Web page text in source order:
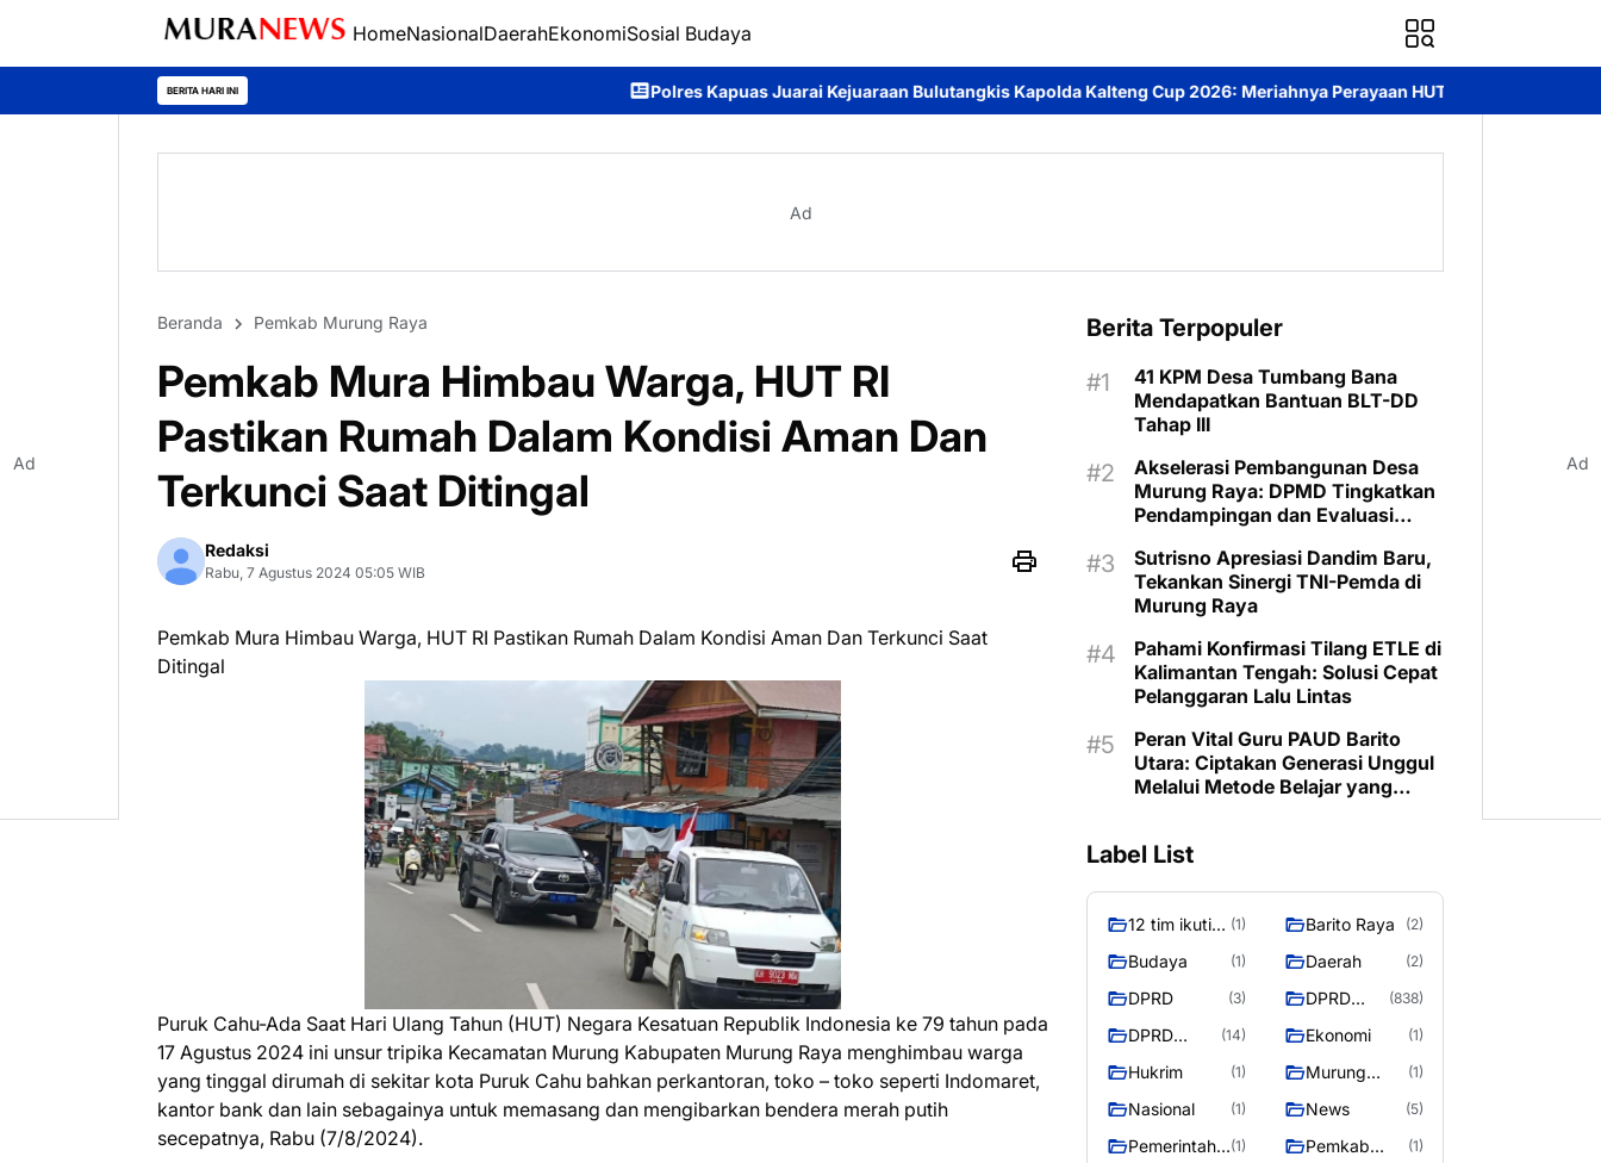
HomeNasionalDaerahEkonomiSosial Budaya
BERITA HARI INI Polres Kapuas Juarai Kejuaraan Bulutangkis Kapolda Kalteng Cup 2026: Meriahnya Perayaan HUT Bhayangkara ke-80 di Palangka Raya
Ad
Beranda Pemkab Murung Raya
Pemkab Mura Himbau Warga, HUT RI
Pastikan Rumah Dalam Kondisi Aman Dan
Terkunci Saat Ditingal
Redaksi
Rabu, 7 Agustus 2024 05:05 WIB
Pemkab Mura Himbau Warga, HUT RI Pastikan Rumah Dalam Kondisi Aman Dan Terkunci Saat
Ditingal
Puruk Cahu-Ada Saat Hari Ulang Tahun (HUT) Negara Kesatuan Republik Indonesia ke 79 tahun pada
17 Agustus 2024 ini unsur tripika Kecamatan Murung Kabupaten Murung Raya menghimbau warga
yang tinggal dirumah di sekitar kota Puruk Cahu bahkan perkantoran, toko – toko seperti Indomaret,
kantor bank dan lain sebagainya untuk memasang dan mengibarkan bendera merah putih
secepatnya, Rabu (7/8/2024).
Berita Terpopuler
41 KPM Desa Tumbang Bana
Mendapatkan Bantuan BLT-DD
Tahap III
Akselerasi Pembangunan Desa
Murung Raya: DPMD Tingkatkan
Pendampingan dan Evaluasi
Berkelanjutan
Sutrisno Apresiasi Dandim Baru,
Tekankan Sinergi TNI-Pemda di
Murung Raya
Pahami Konfirmasi Tilang ETLE di
Kalimantan Tengah: Solusi Cepat
Pelanggaran Lalu Lintas
Peran Vital Guru PAUD Barito
Utara: Ciptakan Generasi Unggul
Melalui Metode Belajar yang
Label List
12 tim ikuti
liga pelajar
Murung
Raya
(1) Barito Raya (2)
Budaya (1) Daerah (2)
DPRD (3)
DPRD
Raya
(838)
DPRD
RAYA
(14) Ekonomi (1)
Hukrim (1)
Murung
(1)
Nasional (1) News (5)
Pemerintaha (1)
Pemkab
(1)
Ad Ad